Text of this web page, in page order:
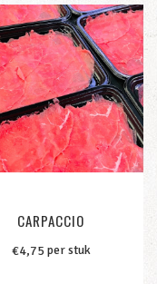
CARPACCIO
€4,75 per stuk